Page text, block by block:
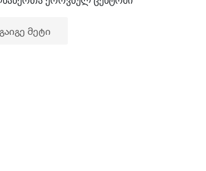
გაიგე მეტი